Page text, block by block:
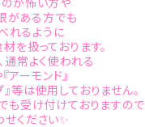
が怖い方や
がある方でも
れるように
を扱っております。
通常よく使われる
アーモンド』
』等は使用しておりません。
も受け付けておりますので
ください✨